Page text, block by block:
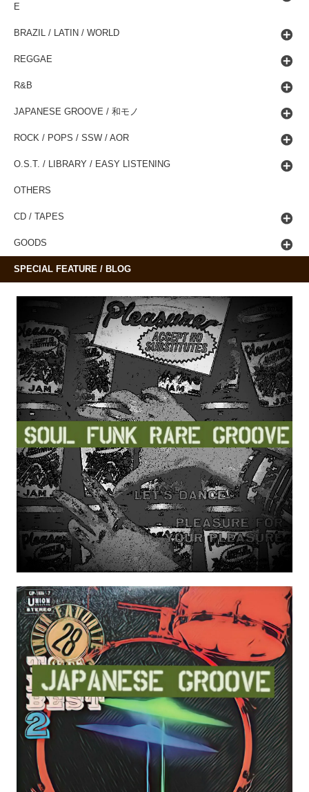
E
BRAZIL / LATIN / WORLD
REGGAE
R&B
JAPANESE GROOVE / 和モノ
ROCK / POPS / SSW / AOR
O.S.T. / LIBRARY / EASY LISTENING
OTHERS
CD / TAPES
GOODS
SPECIAL FEATURE / BLOG